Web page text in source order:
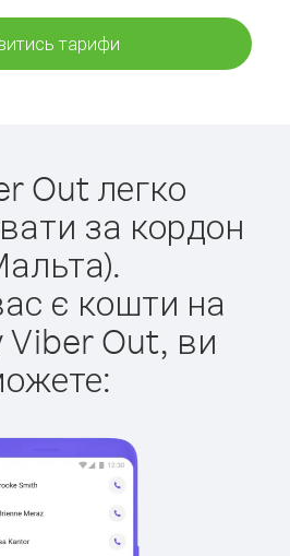
тарифи
Out легко
за кордон
є кошти на
Viber Out, ви